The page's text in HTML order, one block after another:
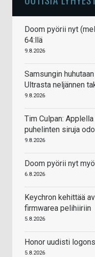
Doom pyörii nyt
64:llä
9.8.2026
Samsungin
Ultrasta neljännen
9.8.2026
Tim Culpan:
puhelinten siruja
9.8.2026
Doom pyörii nyt
6.8.2026
Keychron kehittää
firmwarea pelihiiriin
5.8.2026
Honor uudisti
5.8.2026